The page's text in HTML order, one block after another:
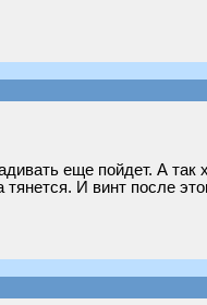
еще пойдет. А
И винт после